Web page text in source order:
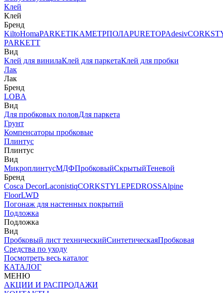
Клей
Клей
Бренд
KiltoHomaPARKETIKAМЕТРПОЛАPURETOPAdesiv
PARKETT
Вид
Клей для винилаКлей для паркетаКлей для пробки
Лак
Лак
Бренд
LOBA
Вид
Для пробковых половДля паркета
Грунт
Компенсаторы пробковые
Плинтус
Плинтус
Вид
МикроплинтусМДФПробковыйСкрытыйТеневой
Бренд
Cosca DecorLaconistiqCORKSTYLEPEDROSSAlpine
FloorLWD
Погонаж для настенных покрытий
Подложка
Подложка
Вид
Пробковый лист техническийСинтетическаяПробковая
Средства по уходу
Посмотреть весь каталог
КАТАЛОГ
МЕНЮ
АКЦИИ И РАСПРОДАЖИ